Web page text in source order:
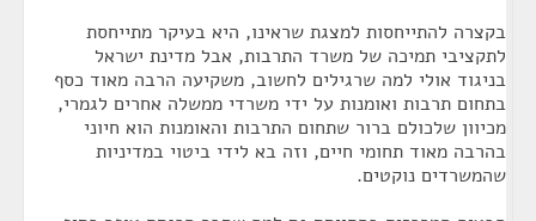
בקצרה להתייחסות למצגת שראינו, היא בעיקר מתייחסת
לתקציבי תמיכה של משרד התרבות, אבל מדינת ישראל
בניגוד אולי למה שרגילים לחשוב, משקיעה הרבה מאוד כסף
בתחום תרבות ואומנות על ידי משרדי ממשלה אחרים לגמרי,
מכיוון שלכולם ברור שתחום התרבות והאומנות הוא חיוני
בהרבה מאוד תחומי חיים, וזה בא לידי ביטוי במדיניות
שהמשרדים נוקטים.